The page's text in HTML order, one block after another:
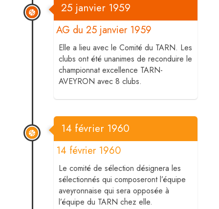
AG du 25 janvier 1959
25 janvier 1959
Elle a lieu avec le Comité du TARN. Les
clubs ont été unanimes de reconduire le
championnat excellence TARN-
AVEYRON avec 8 clubs.
14 février 1960
14 février 1960
Le comité de sélection désignera les
sélectionnés qui composeront l’équipe
aveyronnaise qui sera opposée à
l’équipe du TARN chez elle.